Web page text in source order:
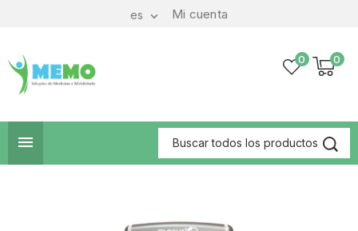
Mi cuenta
es 
0
0
